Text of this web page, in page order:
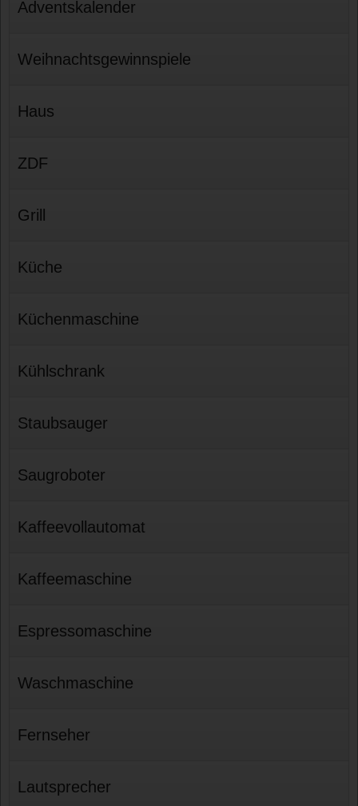
Adventskalender
Weihnachtsgewinnspiele
Haus
ZDF
Grill
Küche
Küchenmaschine
Kühlschrank
Staubsauger
Saugroboter
Kaffeevollautomat
Kaffeemaschine
Espressomaschine
Waschmaschine
Fernseher
Lautsprecher